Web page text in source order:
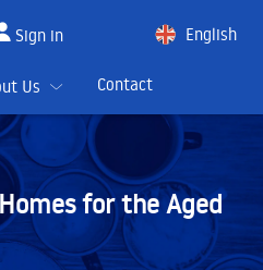
Sign in
English
Us Contact
Homes for the Aged